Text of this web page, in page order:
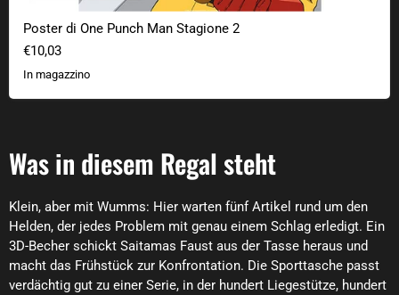
Poster di One Punch Man Stagione 2
€10,03
In magazzino
Was in diesem Regal steht
Klein, aber mit Wumms: Hier warten fünf Artikel rund um den
Helden, der jedes Problem mit genau einem Schlag erledigt. Ein
3D-Becher schickt Saitamas Faust aus der Tasse heraus und
macht das Frühstück zur Konfrontation. Die Sporttasche passt
verdächtig gut zu einer Serie, in der hundert Liegestütze, hundert